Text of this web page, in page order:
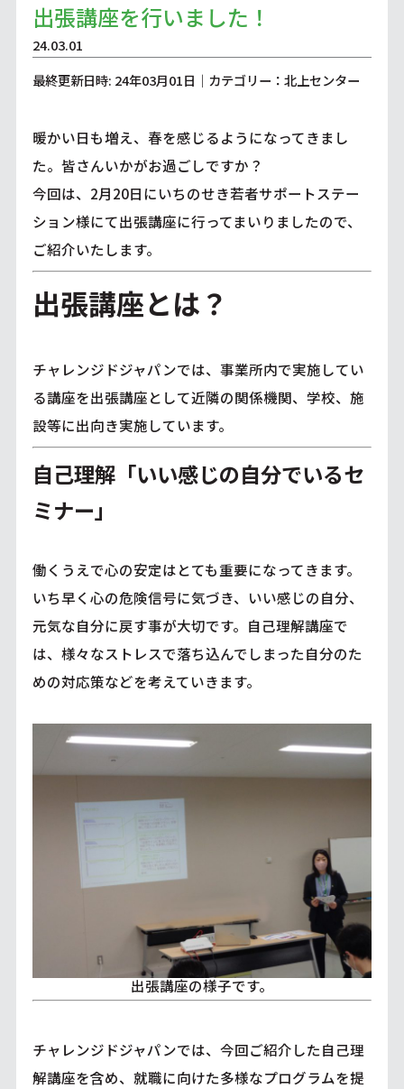
出張講座を行いました！
24.03.01
最終更新日時: 24年03月01日｜カテゴリー：北上センター
暖かい日も増え、春を感じるようになってきまし
た。皆さんいかがお過ごしですか？
今回は、2月20日にいちのせき若者サポートステー
ション様にて出張講座に行ってまいりましたので、
ご紹介いたします。
出張講座とは？
チャレンジドジャパンでは、事業所内で実施してい
る講座を出張講座として近隣の関係機関、学校、施
設等に出向き実施しています。
自己理解「いい感じの自分でいるセ
ミナー」
働くうえで心の安定はとても重要になってきます。
いち早く心の危険信号に気づき、いい感じの自分、
元気な自分に戻す事が大切です。自己理解講座で
は、様々なストレスで落ち込んでしまった自分のた
めの対応策などを考えていきます。
出張講座の様子です。
チャレンジドジャパンでは、今回ご紹介した自己理
解講座を含め、就職に向けた多様なプログラムを提